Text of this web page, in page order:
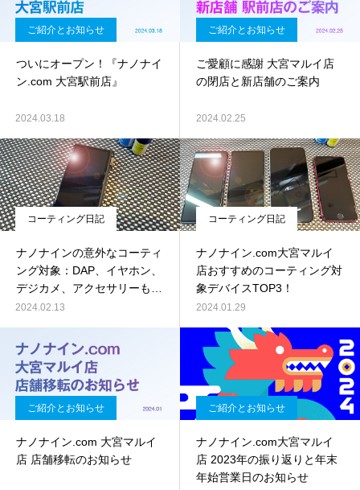
ご紹介とお知らせ
ついにオープン！『ナノナイ
ン.com 大宮駅前店』
2024.03.18
ご紹介とお知らせ
ご愛顧に感謝 大宮マルイ店
の閉店と新店舗のご案内
2024.02.25
コーティング日記
ナノナインの意外なコーティ
ング対象：DAP、イヤホン、
デジカメ、アクセサリーも施
工可能！
2024.02.13
コーティング日記
ナノナイン.com大宮マルイ
店おすすめのコーティング対
象デバイスTOP3！
2024.01.29
ご紹介とお知らせ
ナノナイン.com 大宮マルイ
店 店舗移転のお知らせ
ご紹介とお知らせ
ナノナイン.com大宮マルイ
店 2023年の振り返りと年末
年始営業日のお知らせ